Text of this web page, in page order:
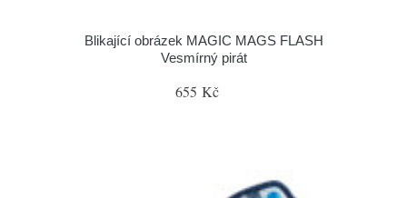
Blikající obrázek MAGIC MAGS FLASH
Vesmírný pirát
655 Kč